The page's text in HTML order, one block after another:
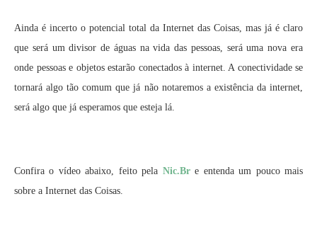
Ainda é incerto o potencial total da Internet das Coisas, mas já é claro
que será um divisor de águas na vida das pessoas, será uma nova era
onde pessoas e objetos estarão conectados à internet. A conectividade se
tornará algo tão comum que já não notaremos a existência da internet,
será algo que já esperamos que esteja lá.
Confira o vídeo abaixo, feito pela Nic.Bre entenda um pouco mais
sobre a Internet das Coisas.